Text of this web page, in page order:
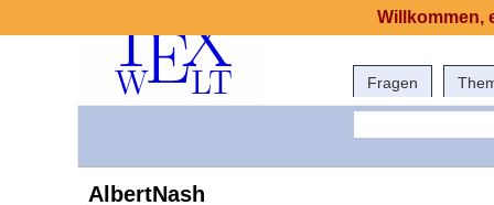
Fragen
AlbertNash
Willkommen,